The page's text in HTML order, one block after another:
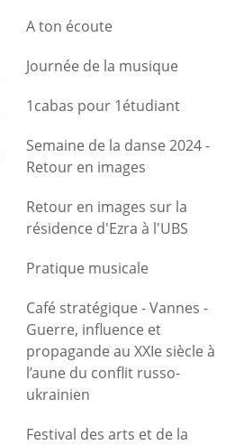
A ton écoute
Journée de la musique
1cabas pour 1étudiant
Semaine de la danse 2024 -
Retour en images
Retour en images sur la
résidence d'Ezra à l'UBS
Pratique musicale
Café stratégique - Vannes -
Guerre, influence et
propagande au XXIe siècle à
l’aune du conflit russo-
ukrainien
Festival des arts et de la